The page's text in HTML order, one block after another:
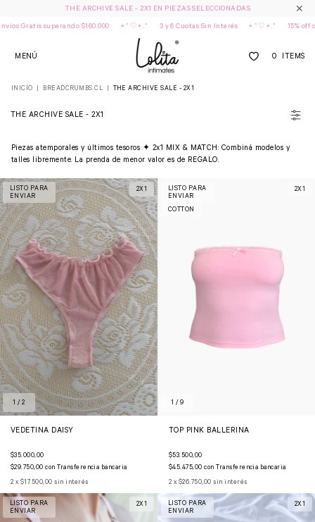
THE ARCHIVE SALE - 2X1 EN PIEZAS SELECCIONADAS ✕
superando $160.000 ⋆˚♡⋆.˚ 3 y 6 Cuotas Sin Interés ⋆˚♡⋆.˚ 15% off con
MENÚ 0 ITEMS
INICIO BREADCRUMBS.CL THE ARCHIVE SALE - 2X1
THE ARCHIVE SALE - 2X1
Piezas atemporales y últimos tesoros ✦ 2x1 MIX & MATCH: Combiná modelos y
talles libremente. La prenda de menor valor es de REGALO.
1 /2
2X1
VEDETINA DAISY
$35.000,00
$29.750,00con Transferencia bancaria
2 x $17.500,00 sin interés
LISTO PARA
ENVIAR
1 /9
2X1
TOP PINK BALLERINA
$53.500,00
$45.475,00con Transferencia bancaria
2 x $26.750,00 sin interés
LISTO PARA
ENVIAR
COTTON
2X1
LISTO PARA
ENVIAR
2X1
LISTO PARA
ENVIAR